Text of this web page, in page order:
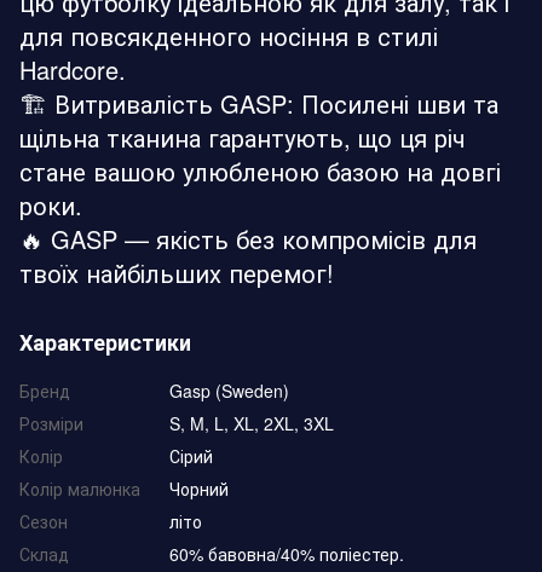
для повсякденного носіння в стилі
Hardcore.
🏗️ Витривалість GASP: Посилені шви та
щільна тканина гарантують, що ця річ
стане вашою улюбленою базою на довгі
роки.
🔥 GASP — якість без компромісів для
твоїх найбільших перемог!
Характеристики
Бренд
Gasp (Sweden)
Розміри
S, M, L, XL, 2XL, 3XL
Колір
Сірий
Колір малюнка
Чорний
Сезон
літо
Склад
60% бавовна/40% поліестер.